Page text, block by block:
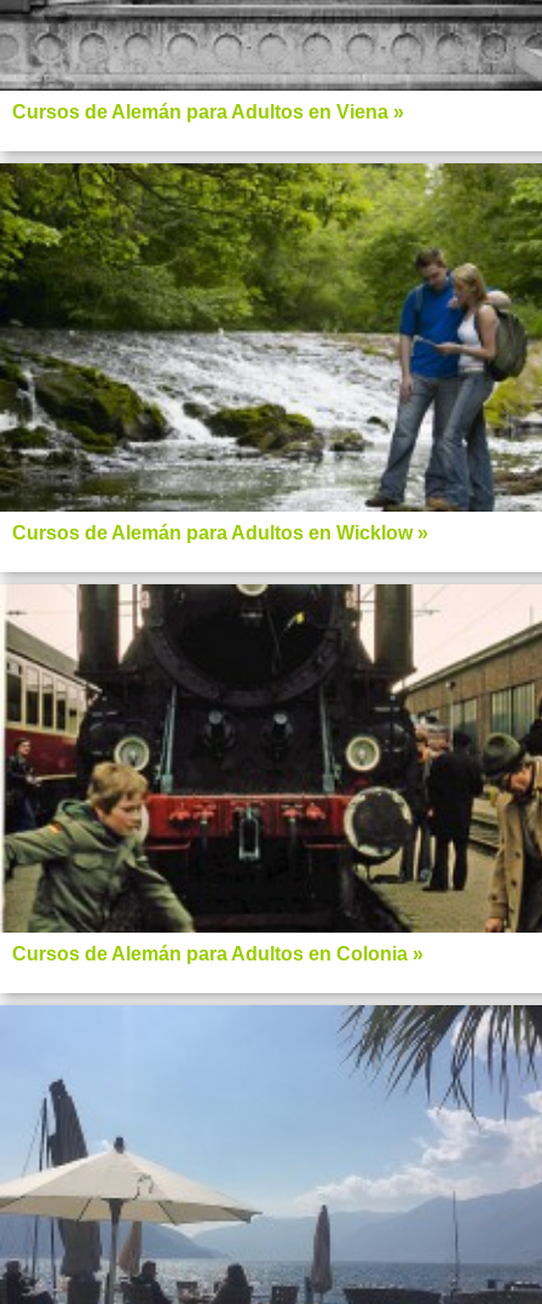
Cursos de Alemán para Adultos en Viena »
Cursos de Alemán para Adultos en Wicklow »
Cursos de Alemán para Adultos en Colonia »